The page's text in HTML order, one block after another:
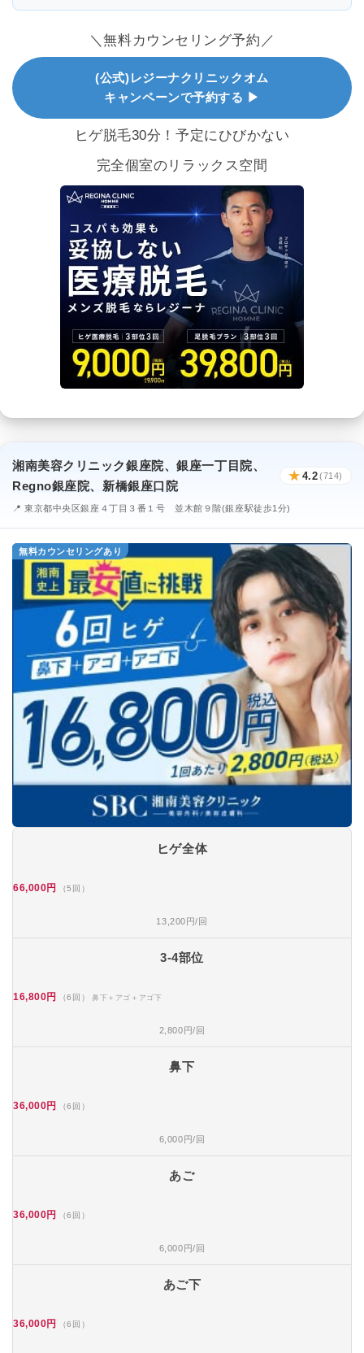
＼無料カウンセリング予約／
(公式)レジーナクリニックオム
キャンペーンで予約する ▶
ヒゲ脱毛30分！予定にひびかない
完全個室のリラックス空間
湘南美容クリニック銀座院、銀座一丁目院、
Regno銀座院、新橋銀座口院
★ 4.2(714)
📍 東京都中央区銀座４丁目３番１号 並木館９階(銀座駅徒歩1分)
無料カウンセリングあり
ヒゲ全体
66,000円 （5回）
13,200円/回
3-4部位
16,800円 （6回） 鼻下＋アゴ＋アゴ下
2,800円/回
鼻下
36,000円 （6回）
6,000円/回
あご
36,000円 （6回）
6,000円/回
あご下
36,000円 （6回）